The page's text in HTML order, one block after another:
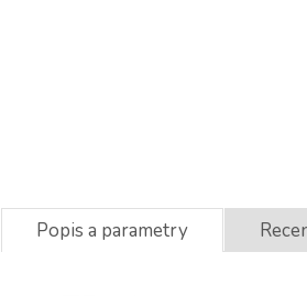
Popis a parametry